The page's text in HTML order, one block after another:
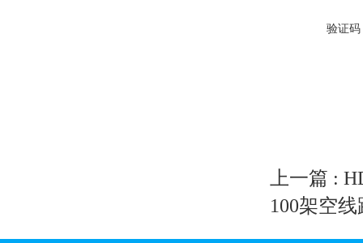
验证码
上一篇 :
100架空